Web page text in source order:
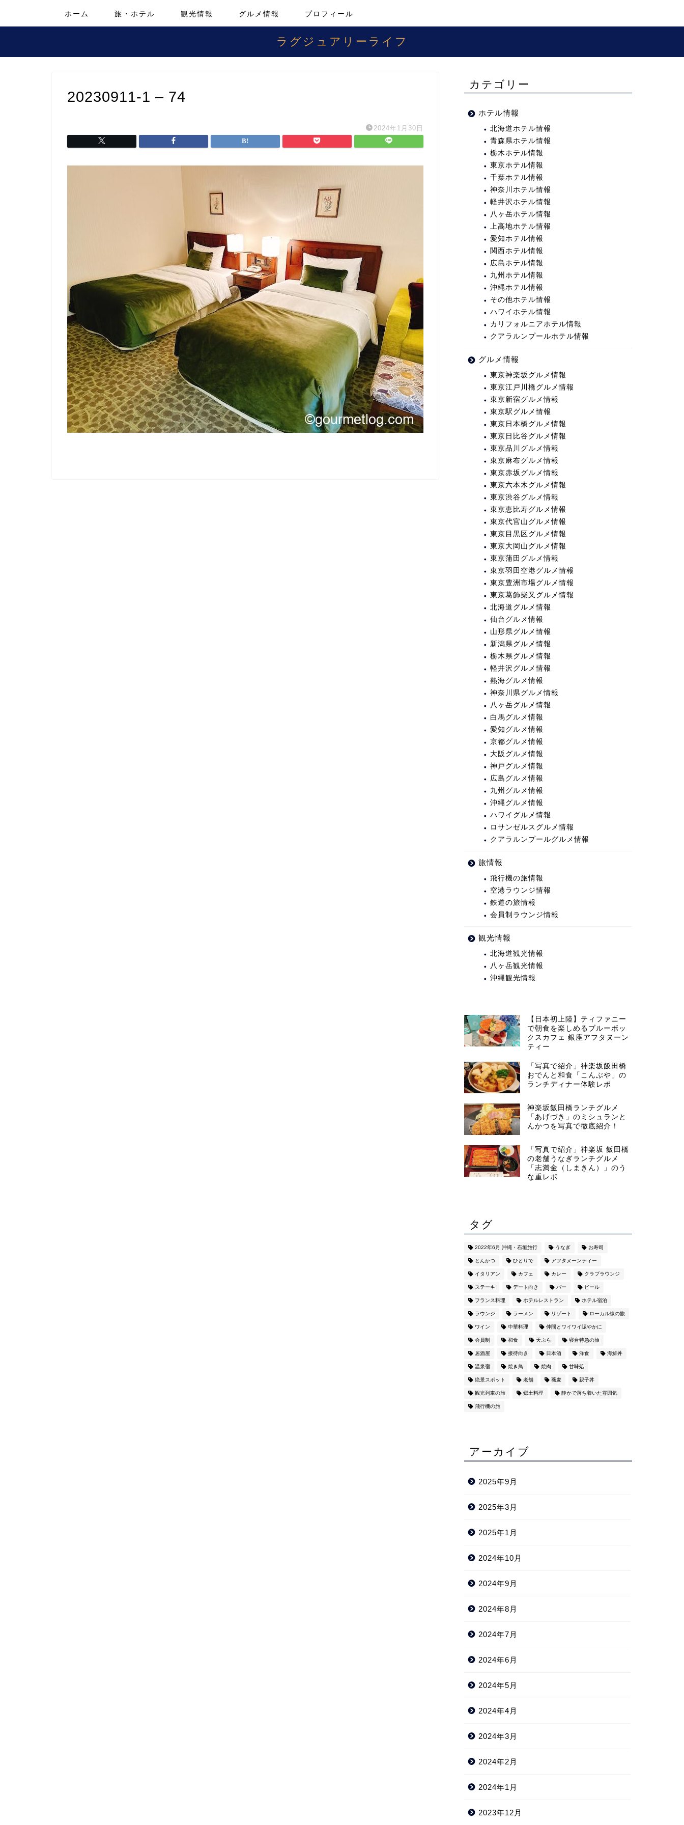
ホーム 旅・ホテル 観光情報 グルメ情報 プロフィール
ラグジュアリーライフ
20230911-1 – 74
2024年1月30日
カテゴリー
ホテル情報
北海道ホテル情報
青森県ホテル情報
栃木ホテル情報
東京ホテル情報
千葉ホテル情報
神奈川ホテル情報
軽井沢ホテル情報
八ヶ岳ホテル情報
上高地ホテル情報
愛知ホテル情報
関西ホテル情報
広島ホテル情報
九州ホテル情報
沖縄ホテル情報
その他ホテル情報
ハワイホテル情報
カリフォルニアホテル情報
クアラルンプールホテル情報
グルメ情報
東京神楽坂グルメ情報
東京江戸川橋グルメ情報
東京新宿グルメ情報
東京駅グルメ情報
東京日本橋グルメ情報
東京日比谷グルメ情報
東京品川グルメ情報
東京麻布グルメ情報
東京赤坂グルメ情報
東京六本木グルメ情報
東京渋谷グルメ情報
東京恵比寿グルメ情報
東京代官山グルメ情報
東京目黒区グルメ情報
東京大岡山グルメ情報
東京蒲田グルメ情報
東京羽田空港グルメ情報
東京豊洲市場グルメ情報
東京葛飾柴又グルメ情報
北海道グルメ情報
仙台グルメ情報
山形県グルメ情報
新潟県グルメ情報
栃木県グルメ情報
軽井沢グルメ情報
熱海グルメ情報
神奈川県グルメ情報
八ヶ岳グルメ情報
白馬グルメ情報
愛知グルメ情報
京都グルメ情報
大阪グルメ情報
神戸グルメ情報
広島グルメ情報
九州グルメ情報
沖縄グルメ情報
ハワイグルメ情報
ロサンゼルスグルメ情報
クアラルンプールグルメ情報
旅情報
飛行機の旅情報
空港ラウンジ情報
鉄道の旅情報
会員制ラウンジ情報
観光情報
北海道観光情報
八ヶ岳観光情報
沖縄観光情報
【日本初上陸】ティファニー
で朝食を楽しめるブルーボッ
クスカフェ 銀座アフタヌーン
ティー
「写真で紹介」神楽坂飯田橋
おでんと和食「こんぶや」の
ランチディナー体験レポ
神楽坂飯田橋ランチグルメ
「あげづき」のミシュランと
んかつを写真で徹底紹介！
「写真で紹介」神楽坂 飯田橋
の老舗うなぎランチグルメ
「志満金（しまきん）」のう
な重レポ
タグ
2022年6月 沖縄・石垣旅行 うなぎ お寿司
とんかつ ひとりで アフタヌーンティー
イタリアン カフェ カレー クラブラウンジ
ステーキ デート向き バー ビール
フランス料理 ホテルレストラン ホテル宿泊
ラウンジ ラーメン リゾート ローカル線の旅
ワイン 中華料理 仲間とワイワイ賑やかに
会員制 和食 天ぷら 寝台特急の旅
居酒屋 接待向き 日本酒 洋食 海鮮丼
温泉宿 焼き鳥 焼肉 甘味処
絶景スポット 老舗 蕎麦 親子丼
観光列車の旅 郷土料理 静かで落ち着いた雰囲気
飛行機の旅
アーカイブ
2025年9月
2025年3月
2025年1月
2024年10月
2024年9月
2024年8月
2024年7月
2024年6月
2024年5月
2024年4月
2024年3月
2024年2月
2024年1月
2023年12月